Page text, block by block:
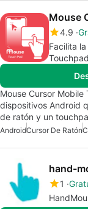
Mouse
4.9
Facilita
Touchpad
Mouse Cursor
dispositivos Android
de ratón y un
AndroidCursor De Ratón
hand-
1